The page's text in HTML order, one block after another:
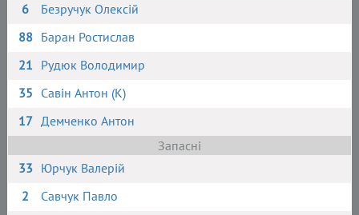
6
Безручук Олексій
88 Баран Ростислав
21 Рудюк Володимир
35 Савін Антон (К)
17 Демченко Антон
Запасні
33 Юрчук Валерій
2
Савчук Павло